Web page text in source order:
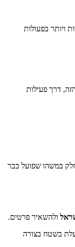
ויותר בפעולות
דרך פעילות
חלק במשהו שפועל כבר
ולהשאיר פרטים.
בשטח בצורה